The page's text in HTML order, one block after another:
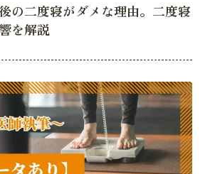
の二度寝がダメな理由。二度寝
を解説